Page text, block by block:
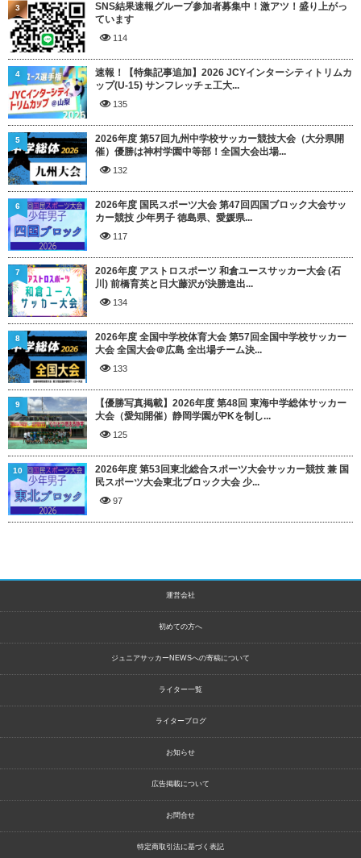
SNS結果速報グループ参加者募集中！激アツ！盛り上がっ
ています
114
3
速報！【特集記事追加】2026 JCYインターシティトリムカ
ップ(U-15) サンフレッチェ工大...
135
4
2026年度 第57回九州中学校サッカー競技大会（大分県開
催）優勝は神村学園中等部！全国大会出場...
132
5
2026年度 国民スポーツ大会 第47回四国ブロック大会サッ
カー競技 少年男子 徳島県、愛媛県...
117
6
2026年度 アストロスポーツ 和倉ユースサッカー大会 (石
川) 前橋育英と日大藤沢が決勝進出...
134
7
2026年度 全国中学校体育大会 第57回全国中学校サッカー
大会 全国大会＠広島 全出場チーム決...
133
8
【優勝写真掲載】2026年度 第48回 東海中学総体サッカー
大会（愛知開催）静岡学園がPKを制し...
125
9
2026年度 第53回東北総合スポーツ大会サッカー競技 兼 国
民スポーツ大会東北ブロック大会 少...
97
10
運営会社
初めての方へ
ジュニアサッカーNEWSへの寄稿について
ライター一覧
ライターブログ
お知らせ
広告掲載について
お問合せ
特定商取引法に基づく表記